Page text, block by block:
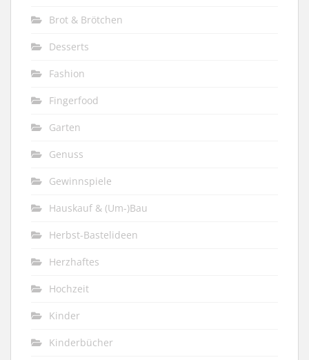
Brot & Brötchen
Desserts
Fashion
Fingerfood
Garten
Genuss
Gewinnspiele
Hauskauf & (Um-)Bau
Herbst-Bastelideen
Herzhaftes
Hochzeit
Kinder
Kinderbücher